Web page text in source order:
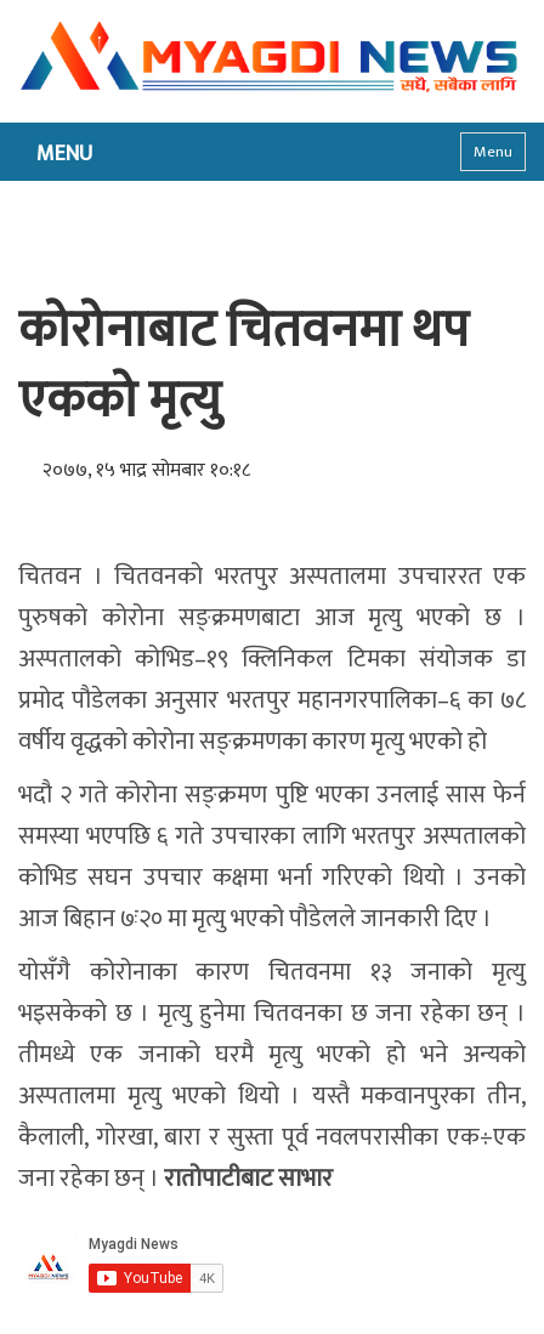
MENU Menu
कोरोनाबाट चितवनमा थप
एकको मृत्यु
२०७७, १५ भाद्र सोमबार १०:१८
चितवन । चितवनको भरतपुर अस्पतालमा उपचाररत एक
पुरुषको कोरोना सङ्क्रमणबाटा आज मृत्यु भएको छ ।
अस्पतालको कोभिड–१९ क्लिनिकल टिमका संयोजक डा
प्रमोद पौडेलका अनुसार भरतपुर महानगरपालिका–६ का ७८
वर्षीय वृद्धको कोरोना सङ्क्रमणका कारण मृत्यु भएको हो
भदौ २ गते कोरोना सङ्क्रमण पुष्टि भएका उनलाई सास फेर्न
समस्या भएपछि ६ गते उपचारका लागि भरतपुर अस्पतालको
कोभिड सघन उपचार कक्षमा भर्ना गरिएको थियो । उनको
आज बिहान ७ः२० मा मृत्यु भएको पौडेलले जानकारी दिए ।
योसँगै कोरोनाका कारण चितवनमा १३ जनाको मृत्यु
भइसकेको छ । मृत्यु हुनेमा चितवनका छ जना रहेका छन् ।
तीमध्ये एक जनाको घरमै मृत्यु भएको हो भने अन्यको
अस्पतालमा मृत्यु भएको थियो । यस्तै मकवानपुरका तीन,
कैलाली, गोरखा, बारा र सुस्ता पूर्व नवलपरासीका एक÷एक
जना रहेका छन् । रातोपाटीबाट साभार